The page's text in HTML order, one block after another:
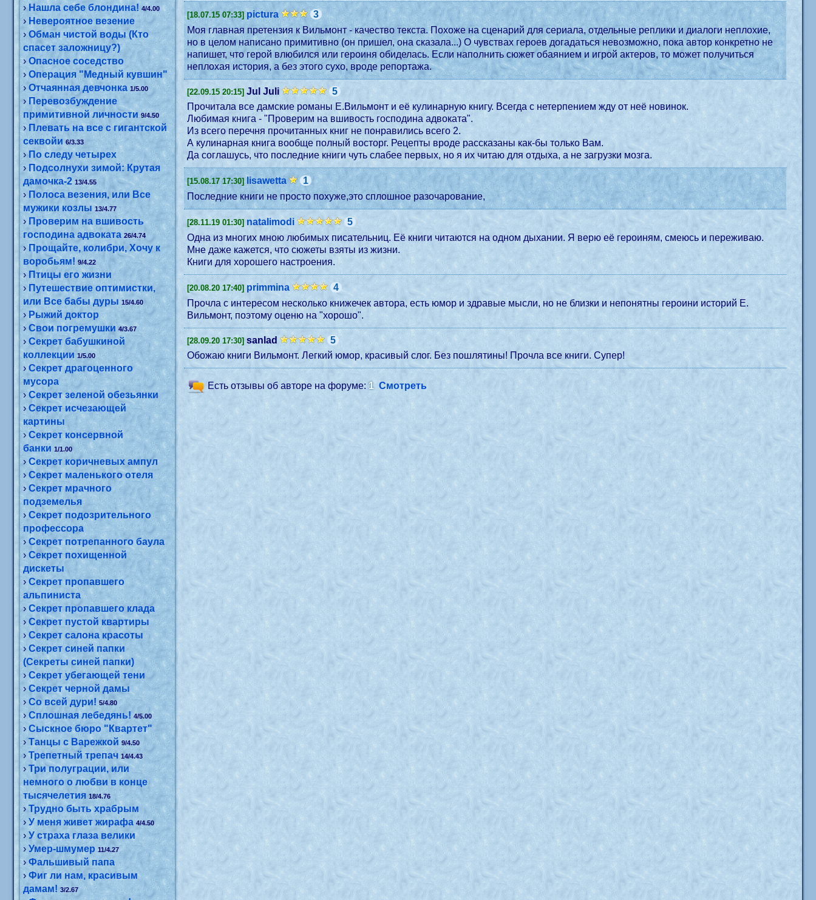
›Нашла себе блондина! 4/4.00
› Невероятное везение
›Обман чистой воды (Кто
спасет заложницу?)
›Опасное соседство
›Операция "Медный кувшин"
›Отчаянная девчонка 1/5.00
›Перевозбуждение
примитивной личности 9/4.50
›Плевать на все с гигантской
секвойи 6/3.33
›По следу четырех
› Подсолнухи зимой: Крутая
дамочка-2 13/4.55
› Полоса везения, или Все
мужики козлы 13/4.77
›Проверим на вшивость
господина адвоката 26/4.74
›Прощайте, колибри, Хочу к
воробьям! 9/4.22
› Птицы его жизни
›Путешествие оптимистки,
или Все бабы дуры 15/4.60
›Рыжий доктор
›Свои погремушки 4/3.67
›Секрет бабушкиной
коллекции 1/5.00
›Секрет драгоценного
мусора
›Секрет зеленой обезьянки
›Секрет исчезающей
картины
›Секрет консервной
банки 1/1.00
›Секрет коричневых ампул
›Секрет маленького отеля
›Секрет мрачного
подземелья
›Секрет подозрительного
профессора
›Секрет потрепанного баула
›Секрет похищенной
дискеты
›Секрет пропавшего
альпиниста
›Секрет пропавшего клада
›Секрет пустой квартиры
›Секрет салона красоты
›Секрет синей папки
(Секреты синей папки)
›Секрет убегающей тени
›Секрет черной дамы
›Со всей дури! 5/4.80
›Сплошная лебедянь! 4/5.00
›Сыскное бюро "Квартет"
›Танцы с Варежкой 9/4.50
›Трепетный трепач 14/4.43
›Три полуграции, или
немного о любви в конце
тысячелетия 18/4.76
›Трудно быть храбрым
›У меня живет жирафа 4/4.50
›У страха глаза велики
›Умер-шмумер 11/4.27
›Фальшивый папа
›Фиг ли нам, красивым
дамам! 3/2.67
[18.07.15 07:33] pictura
3
Моя главная претензия к Вильмонт - качество текста. Похоже на сценарий для сериала, отдельные реплики и диалоги неплохие,
но в целом написано примитивно (он пришел, она сказала...) О чувствах героев догадаться невозможно, пока автор конкретно не
напишет, что герой влюбился или героиня обиделась. Если наполнить сюжет обаянием и игрой актеров, то может получиться
неплохая история, а без этого сухо, вроде репортажа.
[22.09.15 20:15] Jul Juli
5
Прочитала все дамские романы Е.Вильмонт и её кулинарную книгу. Всегда с нетерпением жду от неё новинок.
Любимая книга - "Проверим на вшивость господина адвоката".
Из всего перечня прочитанных книг не понравились всего 2.
А кулинарная книга вообще полный восторг. Рецепты вроде рассказаны как-бы только Вам.
Да соглашусь, что последние книги чуть слабее первых, но я их читаю для отдыха, а не загрузки мозга.
[15.08.17 17:30] lisawetta
1
Последние книги не просто похуже,это сплошное разочарование,
[28.11.19 01:30] natalimodi
5
Одна из многих мною любимых писательниц. Её книги читаются на одном дыхании. Я верю её героиням, смеюсь и переживаю.
Мне даже кажется, что сюжеты взяты из жизни.
Книги для хорошего настроения.
[20.08.20 17:40] primmina
4
Прочла с интересом несколько книжечек автора, есть юмор и здравые мысли, но не близки и непонятны героини историй Е.
Вильмонт, поэтому оценю на "хорошо".
[28.09.20 17:30] sanlad
5
Обожаю книги Вильмонт. Легкий юмор, красивый слог. Без пошлятины! Прочла все книги. Супер!
Есть отзывы об авторе на форуме:1 Смотреть